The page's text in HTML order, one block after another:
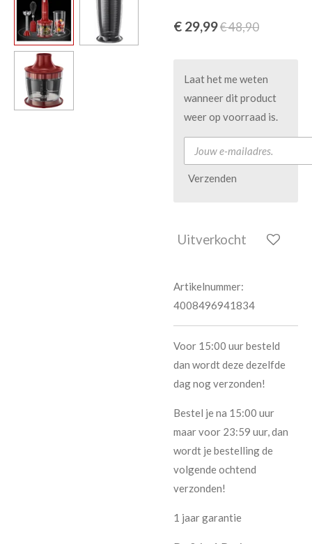
€ 29,99€ 48,90
Laat het me weten
wanneer dit product
weer op voorraad is.
Verzenden
Uitverkocht
Artikelnummer:
4008496941834
Voor 15:00 uur besteld
dan wordt deze dezelfde
dag nog verzonden!
Bestel je na 15:00 uur
maar voor 23:59 uur, dan
wordt je bestelling de
volgende ochtend
verzonden!
1 jaar garantie